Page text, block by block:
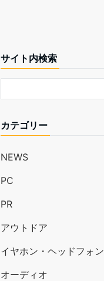
サイト内検索
カテゴリー
NEWS
PC
PR
アウトドア
イヤホン・ヘッドフォン
オーディオ